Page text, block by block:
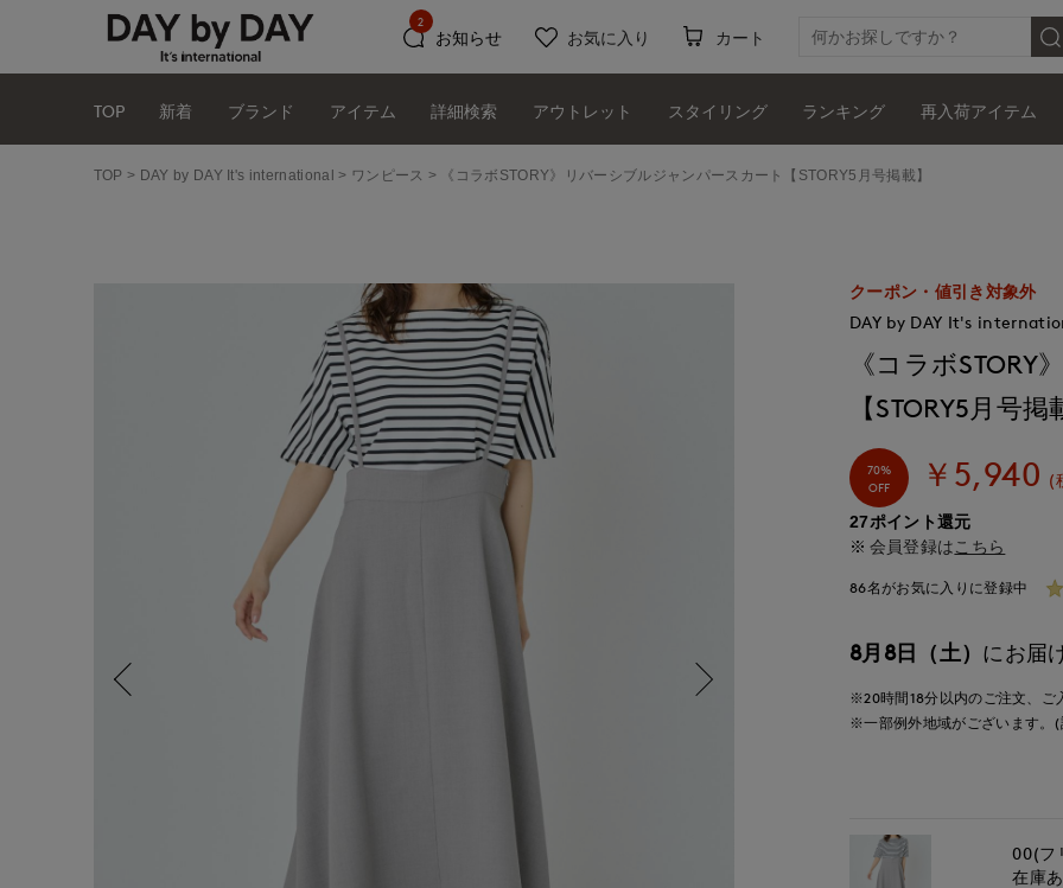
お知らせ
2
お気に入り カート
TOP 新着 ブランド アイテム 詳細検索 アウトレット スタイリング ランキング 再入荷アイテム
TOP DAY by DAY It's international ワンピース 《コラボSTORY》リバーシブルジャンパースカート【STORY5月号掲載】
クーポン・値引き対象外
DAY by DAY It's
《コラボ
【STORY5月号掲
70%
OFF
￥5,940 (
27ポイント還元
会員登録はこちら
86名がお気に入りに登録中
8月8日（土） にお届
※20時間18分以内のご注文、ご
※一部例外地域がございます。(
00(フ
在庫